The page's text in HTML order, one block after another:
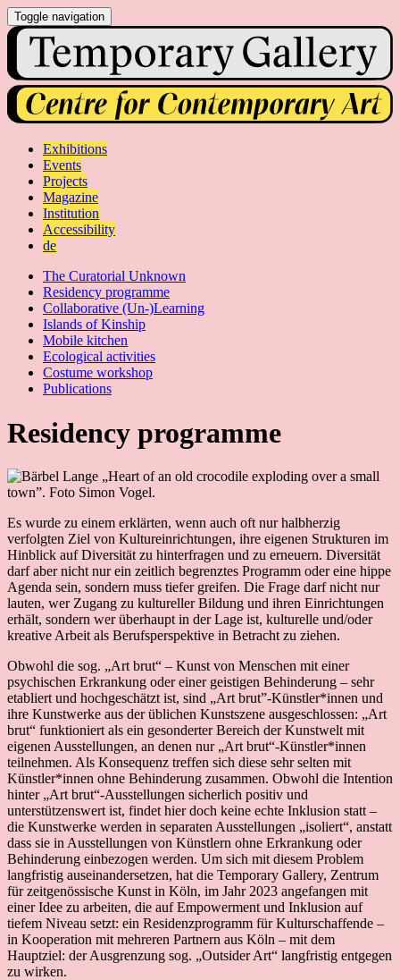
Toggle navigation
Exhibitions
Events
Projects
Magazine
Institution
Accessibility
de
The Curatorial Unknown
Residency programme
Collaborative (Un-)Learning
Islands of Kinship
Mobile kitchen
Ecological activities
Costume workshop
Publications
Residency programme
Es wurde zu einem erklärten, wenn auch oft nur halbherzig
verfolgten Ziel von Kultureinrichtungen, ihre eigenen Strukturen im
Hinblick auf Diversität zu hinterfragen und zu erneuern. Diversität
darf aber nicht nur ein zeitlich begrenztes Programm oder eine hippe
Agenda sein, sondern muss tiefer greifen. Die Frage darf nicht nur
lauten, wer Zugang zu kultureller Bildung und ihren Einrichtungen
erhält, sondern wer überhaupt in der Lage ist, kulturelle und/oder
kreative Arbeit als Berufsperspektive in Betracht zu ziehen.
Obwohl die sog. „Art brut“ – Kunst von Menschen mit einer
psychischen Erkrankung oder einer geistigen Behinderung – sehr
etabliert und hochgeschätzt ist, sind „Art brut”-Künstler*innen und
ihre Kunstwerke aus der üblichen Kunstszene ausgeschlossen: „Art
brut“ funktioniert als ein gesonderter Bereich der Kunstwelt mit
eigenen Ausstellungen, an denen nur „Art brut“-Künstler*innen
teilnehmen. Als Konsequenz treffen sich diese sehr selten mit
Künstler*innen ohne Behinderung zusammen. Obwohl die Intention
hinter „Art brut“-Ausstellungen sicherlich positiv und
unterstützenswert ist, findet hier doch keine echte Inklusion statt –
die Kunstwerke werden in separaten Ausstellungen „isoliert“, anstatt
dass sie in Ausstellungen von Künstlern ohne Erkrankung oder
Behinderung einbezogen werden. Um sich mit diesem Problem
langfristig auseinandersetzen, hat die Temporary Gallery, Zentrum
für zeitgenössische Kunst in Köln, im Jahr 2023 angefangen mit
einer Idee zu arbeiten, die auf Empowerment und Inklusion auf
tiefem Niveau setzt: ein Residenzprogramm für Kulturschaffende –
in Kooperation mit mehreren Partnern aus Köln – mit dem
Hauptziel: der Ausgrenzung sog. „Outsider Art“ langfristig entgegen
zu wirken.